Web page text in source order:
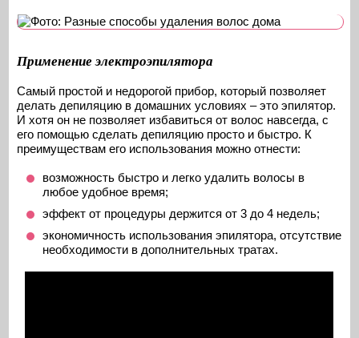
Применение электроэпилятора
Самый простой и недорогой прибор, который позволяет
делать депиляцию в домашних условиях – это эпилятор.
И хотя он не позволяет избавиться от волос навсегда, с
его помощью сделать депиляцию просто и быстро. К
преимуществам его использования можно отнести:
возможность быстро и легко удалить волосы в
любое удобное время;
эффект от процедуры держится от 3 до 4 недель;
экономичность использования эпилятора, отсутствие
необходимости в дополнительных тратах.